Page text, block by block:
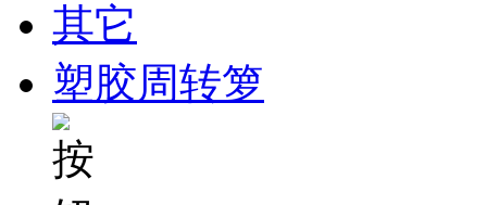
其它
塑胶周转箩